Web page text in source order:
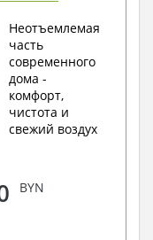
Неотъемлемая
часть
современного
дома -
комфорт,
чистота и
свежий воздух
BYN